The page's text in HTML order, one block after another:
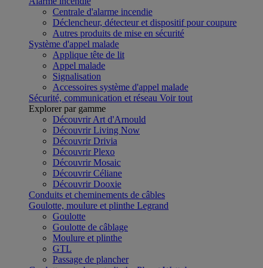
Centrale d'alarme incendie
Déclencheur, détecteur et dispositif pour coupure
Autres produits de mise en sécurité
Système d'appel malade
Applique tête de lit
Appel malade
Signalisation
Accessoires système d'appel malade
Sécurité, communication et réseau Voir tout
Explorer par gamme
Découvrir Art d'Arnould
Découvrir Living Now
Découvrir Drivia
Découvrir Plexo
Découvrir Mosaic
Découvrir Céliane
Découvrir Dooxie
Conduits et cheminements de câbles
Goulotte, moulure et plinthe Legrand
Goulotte
Goulotte de câblage
Moulure et plinthe
GTL
Passage de plancher